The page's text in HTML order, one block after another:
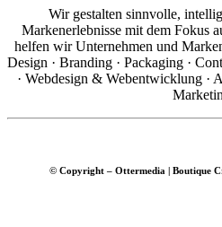
Wir gestalten sinnvolle,
Markenerlebnisse mit dem Fokus
helfen wir Unternehmen und
Design · Branding · Packaging ·
· Webdesign & Webentwicklung ·
© Copyright – Ottermedia | Boutique